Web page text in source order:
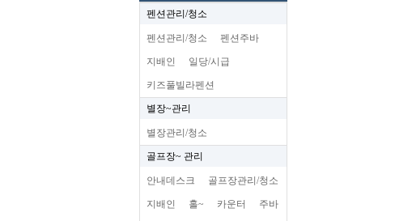
펜션관리/청소
펜션관리/청소 펜션주바
지배인 일당/시급
키즈풀빌라펜션
별장~관리
별장관리/청소
골프장~ 관리
안내데스크 골프장관리/청소
지배인 홀~ 카운터 주바